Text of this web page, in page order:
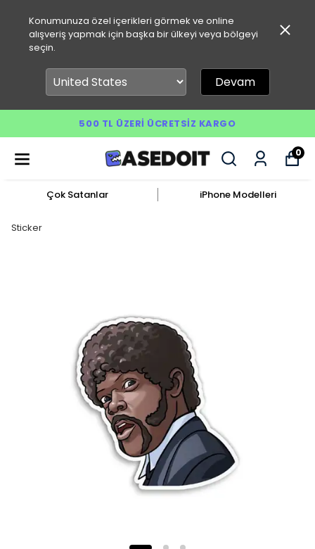
Konumunuza özel içerikleri görmek ve online
alışveriş yapmak için başka bir ülkeyi veya bölgeyi
seçin.
Devam
500 TL ÜZERI ÜCRETSIZ KARGO
0
Çok Satanlar iPhone Modelleri
Sticker